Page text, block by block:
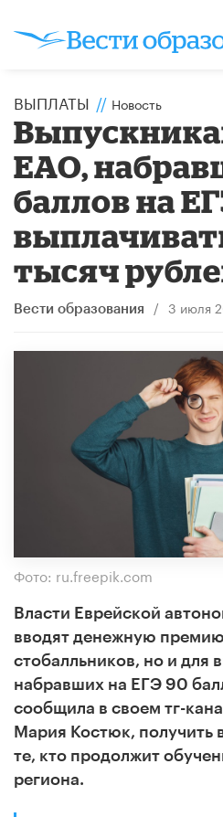
ВЫПЛАТЫ // Новость
ЕАО,
баллов на
тысяч
Вести образования / 3 июля
Фото: ru.freepik.com
Власти Еврейской
вводят денежную премию
стобалльников, но и для
набравших на ЕГЭ 90
сообщила в своем тг-
Мария Костюк, получить
те, кто продолжит
региона.